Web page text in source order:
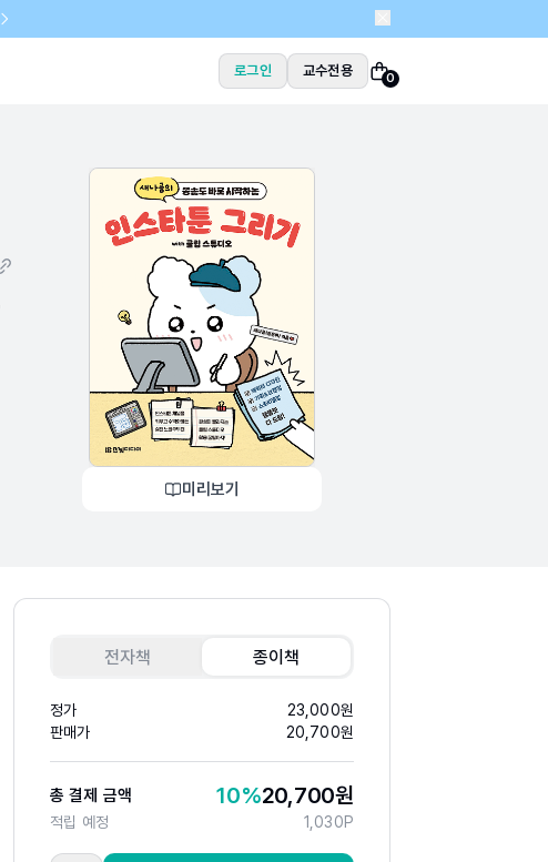
로그인 교수전용 0
미리보기
전자책 종이책
정가 23,000원
판매가
20,700원
총 결제 금액 10%20,700원
적립 예정 1,030P